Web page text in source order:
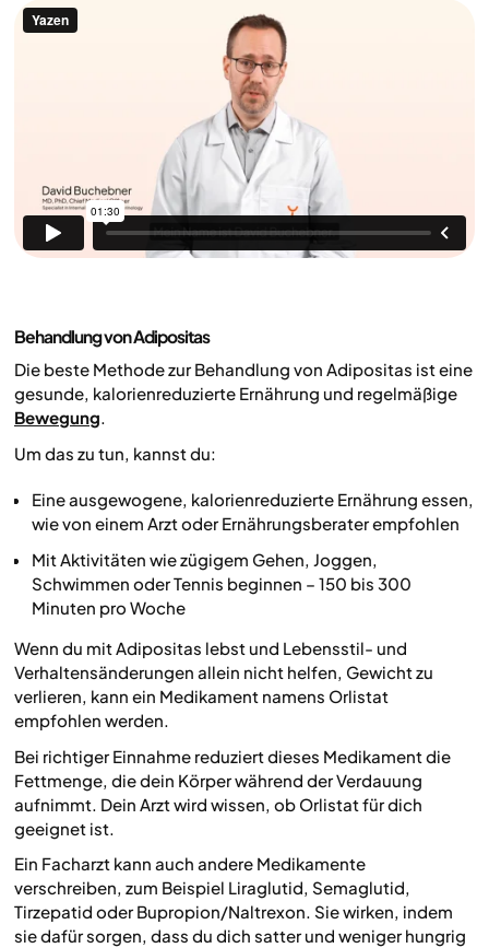
Behandlung von Adipositas
Die beste Methode zur Behandlung von Adipositas ist eine
gesunde, kalorienreduzierte Ernährung und regelmäßige
Bewegung.
Um das zu tun, kannst du:
Eine ausgewogene, kalorienreduzierte Ernährung essen,
wie von einem Arzt oder Ernährungsberater empfohlen
Mit Aktivitäten wie zügigem Gehen, Joggen,
Schwimmen oder Tennis beginnen – 150 bis 300
Minuten pro Woche
Wenn du mit Adipositas lebst und Lebensstil- und
Verhaltensänderungen allein nicht helfen, Gewicht zu
verlieren, kann ein Medikament namens Orlistat
empfohlen werden.
Bei richtiger Einnahme reduziert dieses Medikament die
Fettmenge, die dein Körper während der Verdauung
aufnimmt. Dein Arzt wird wissen, ob Orlistat für dich
geeignet ist.
Ein Facharzt kann auch andere Medikamente
verschreiben, zum Beispiel Liraglutid, Semaglutid,
Tirzepatid oder Bupropion/Naltrexon. Sie wirken, indem
sie dafür sorgen, dass du dich satter und weniger hungrig